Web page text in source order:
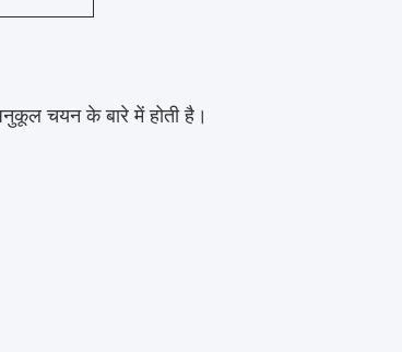
चयन के बारे में होती है।